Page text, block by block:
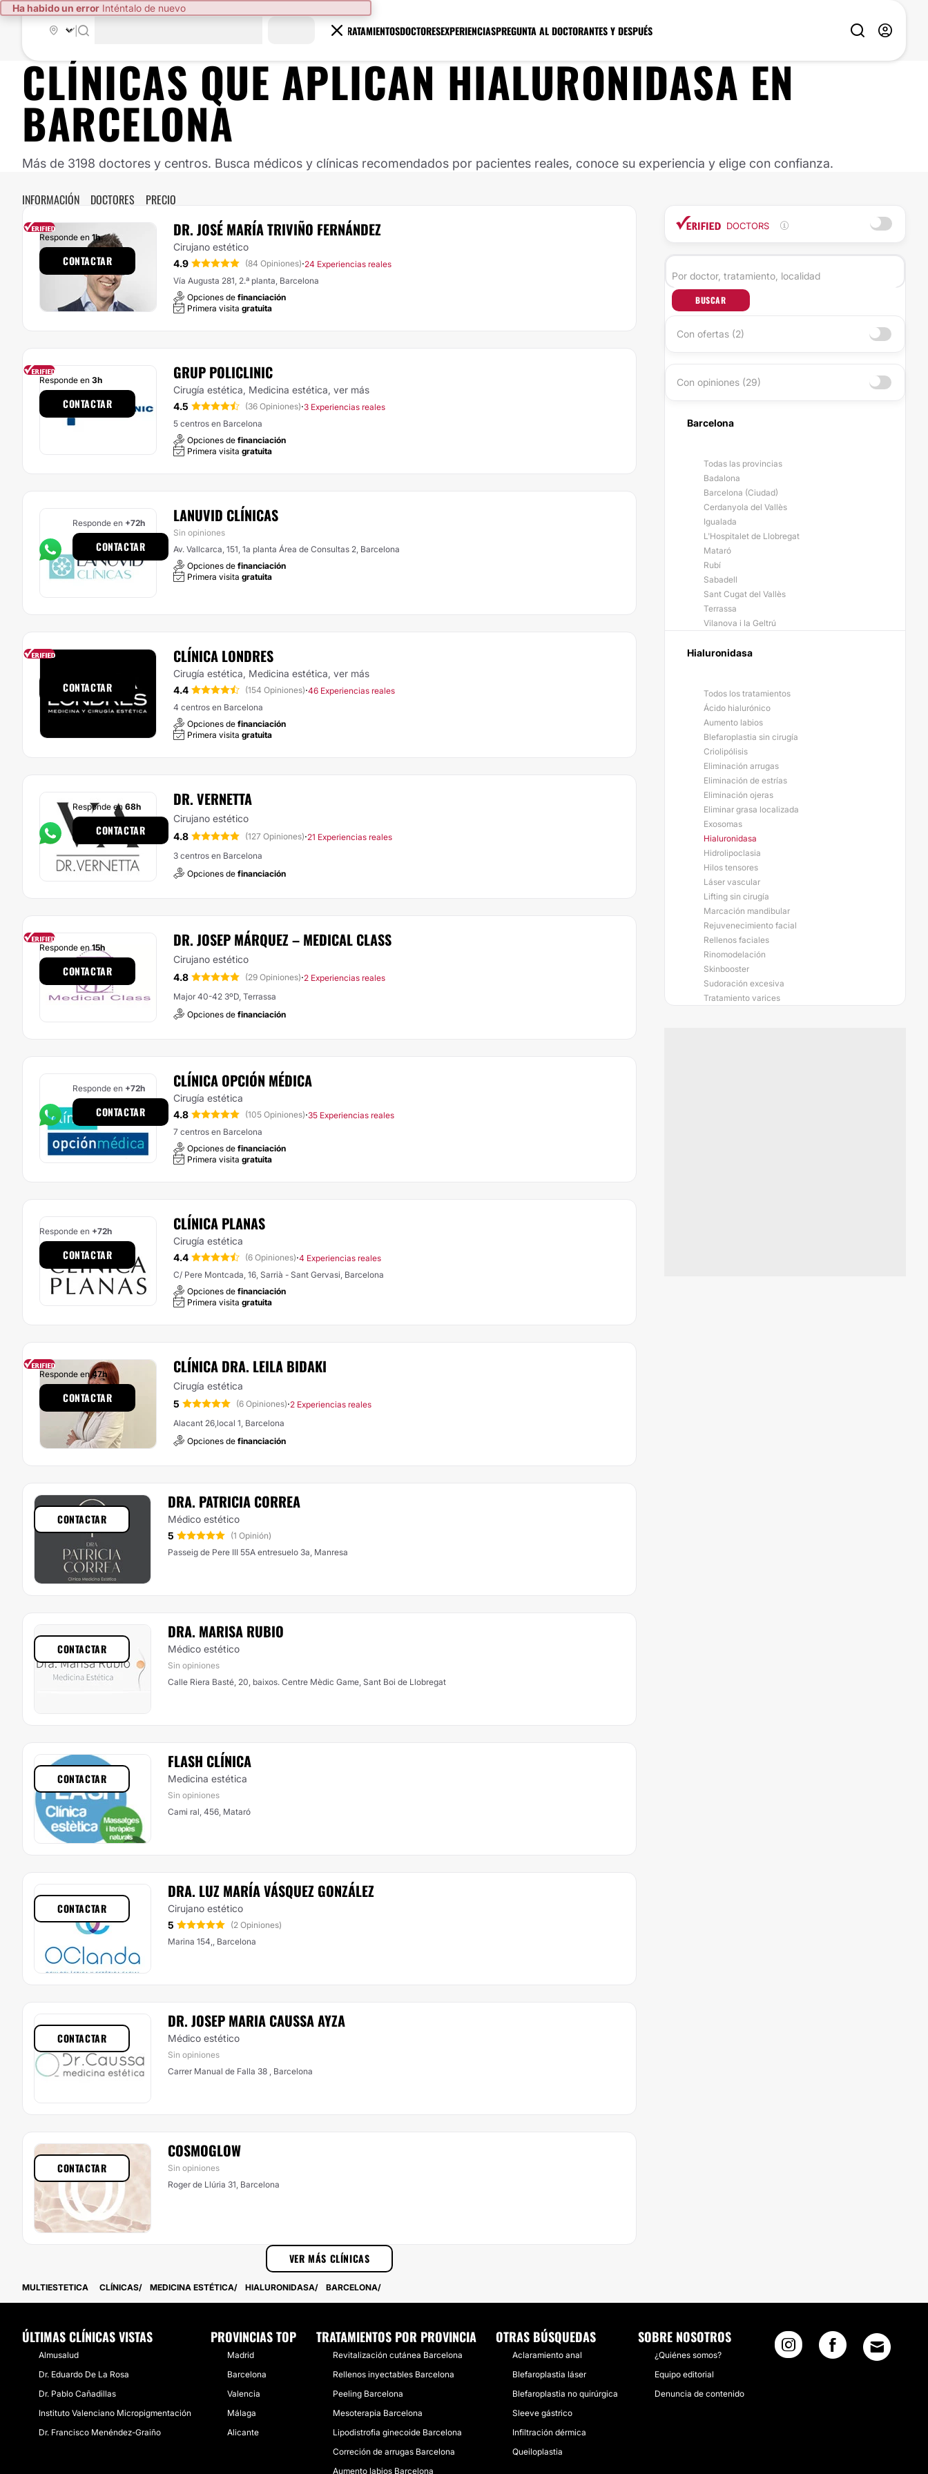
Ha habido un error Inténtalo de nuevo
TRATAMIENTOSDOCTORESEXPERIENCIASPREGUNTA AL DOCTORANTES Y DESPUÉS
CLÍNICAS QUE APLICAN HIALURONIDASA EN
BARCELONA
Más de 3198 doctores y centros. Busca médicos y clínicas recomendados por pacientes reales, conoce su experiencia y elige con confianza.
INFORMACIÓN DOCTORES PRECIO
DR. JOSÉ MARÍA TRIVIÑO FERNÁNDEZ
Cirujano estético
4.9
(84 Opiniones)·24 Experiencias reales
Vía Augusta 281, 2.ª planta, Barcelona
Opciones de financiación
Primera visita gratuita
Responde en 1h
CONTACTAR
GRUP POLICLINIC
Cirugía estética, Medicina estética, ver más
4.5
(36 Opiniones)·3 Experiencias reales
5 centros en Barcelona
Opciones de financiación
Primera visita gratuita
Responde en 3h
CONTACTAR
LANUVID CLÍNICAS
Sin opiniones
Av. Vallcarca, 151, 1a planta Área de Consultas 2, Barcelona
Opciones de financiación
Primera visita gratuita
Responde en +72h
CONTACTAR
CLÍNICA LONDRES
Cirugía estética, Medicina estética, ver más
4.4
(154 Opiniones)·46 Experiencias reales
4 centros en Barcelona
Opciones de financiación
Primera visita gratuita
CONTACTAR
DR. VERNETTA
Cirujano estético
4.8
(127 Opiniones)·21 Experiencias reales
3 centros en Barcelona
Opciones de financiación
Responde en 68h
CONTACTAR
DR. JOSEP MÁRQUEZ – MEDICAL CLASS
Cirujano estético
4.8
(29 Opiniones)·2 Experiencias reales
Major 40-42 3ºD, Terrassa
Opciones de financiación
Responde en15h
CONTACTAR
CLÍNICA OPCIÓN MÉDICA
Cirugía estética
4.8
(105 Opiniones)·35 Experiencias reales
7 centros en Barcelona
Opciones de financiación
Primera visita gratuita
Responde en +72h
CONTACTAR
CLÍNICA PLANAS
Cirugía estética
4.4
(6 Opiniones)·4 Experiencias reales
C/ Pere Montcada, 16, Sarrià - Sant Gervasi, Barcelona
Opciones de financiación
Primera visita gratuita
Responde en +72h
CONTACTAR
CLÍNICA DRA. LEILA BIDAKI
Cirugía estética
5
(6 Opiniones)·2 Experiencias reales
Alacant 26,local 1, Barcelona
Opciones de financiación
Responde en47h
CONTACTAR
DRA. PATRICIA CORREA
Médico estético
5
(1 Opinión)
Passeig de Pere III 55A entresuelo 3a, Manresa
CONTACTAR
DRA. MARISA RUBIO
Médico estético
Sin opiniones
Calle Riera Basté, 20, baixos. Centre Mèdic Game, Sant Boi de Llobregat
CONTACTAR
FLASH CLÍNICA
Medicina estética
Sin opiniones
Cami ral, 456, Mataró
CONTACTAR
DRA. LUZ MARÍA VÁSQUEZ GONZÁLEZ
Cirujano estético
5
(2 Opiniones)
Marina 154,, Barcelona
CONTACTAR
DR. JOSEP MARIA CAUSSA AYZA
Médico estético
Sin opiniones
Carrer Manual de Falla 38 , Barcelona
CONTACTAR
COSMOGLOW
Sin opiniones
Roger de Llúria 31, Barcelona
CONTACTAR
VER MÁS CLÍNICAS
DOCTORS
BUSCAR
Con ofertas (2)
Con opiniones (29)
Barcelona
Todas las provincias
Badalona
Barcelona (Ciudad)
Cerdanyola del Vallès
Igualada
L'Hospitalet de Llobregat
Mataró
Rubí
Sabadell
Sant Cugat del Vallès
Terrassa
Vilanova i la Geltrú
Hialuronidasa
Todos los tratamientos
Ácido hialurónico
Aumento labios
Blefaroplastia sin cirugía
Criolipólisis
Eliminación arrugas
Eliminación de estrías
Eliminación ojeras
Eliminar grasa localizada
Exosomas
Hialuronidasa
Hidrolipoclasia
Hilos tensores
Láser vascular
Lifting sin cirugía
Marcación mandibular
Rejuvenecimiento facial
Rellenos faciales
Rinomodelación
Skinbooster
Sudoración excesiva
Tratamiento varices
MULTIESTETICA CLÍNICAS MEDICINA ESTÉTICA HIALURONIDASA BARCELONA
ÚLTIMAS CLÍNICAS VISTAS
Almusalud
Dr. Eduardo De La Rosa
Dr. Pablo Cañadillas
Instituto Valenciano Micropigmentación
Dr. Francisco Menéndez-Graiño
PROVINCIAS TOP
Madrid
Barcelona
Valencia
Málaga
Alicante
TRATAMIENTOS POR PROVINCIA
Revitalización cutánea Barcelona
Rellenos inyectables Barcelona
Peeling Barcelona
Mesoterapia Barcelona
Lipodistrofia ginecoide Barcelona
Correción de arrugas Barcelona
Aumento labios Barcelona
OTRAS BÚSQUEDAS
Aclaramiento anal
Blefaroplastia láser
Blefaroplastia no quirúrgica
Sleeve gástrico
Infiltración dérmica
Queiloplastia
SOBRE NOSOTROS
¿Quiénes somos?
Equipo editorial
Denuncia de contenido